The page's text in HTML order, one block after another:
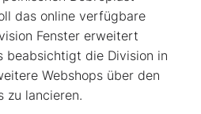
das online verfügbare
Fenster erweitert
beabsichtigt die Division in
Webshops über den
zu lancieren.